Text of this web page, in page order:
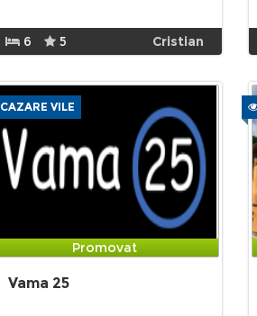
6 5 Cristian
CAZARE VILE
Promovat
Vama 25